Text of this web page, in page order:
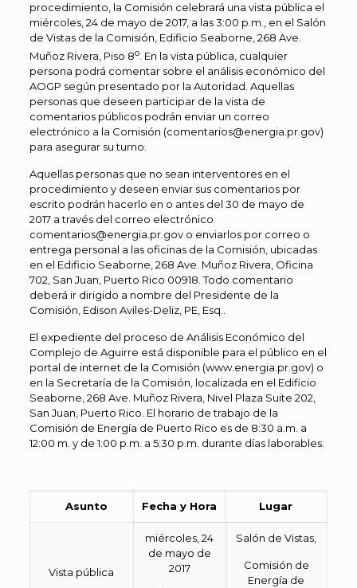
procedimiento, la Comisión celebrará una vista pública el
miércoles, 24 de mayo de 2017, a las 3:00 p.m., en el Salón
de Vistas de la Comisión, Edificio Seaborne, 268 Ave.
Muñoz Rivera, Piso 8o. En la vista pública, cualquier
persona podrá comentar sobre el análisis económico del
AOGP según presentado por la Autoridad. Aquellas
personas que deseen participar de la vista de
comentarios públicos podrán enviar un correo
electrónico a la Comisión (comentarios@energia.pr.gov)
para asegurar su turno.
Aquellas personas que no sean interventores en el
procedimiento y deseen enviar sus comentarios por
escrito podrán hacerlo en o antes del 30 de mayo de
2017 a través del correo electrónico
comentarios@energia.pr.gov o enviarlos por correo o
entrega personal a las oficinas de la Comisión, ubicadas
en el Edificio Seaborne, 268 Ave. Muñoz Rivera, Oficina
702, San Juan, Puerto Rico 00918. Todo comentario
deberá ir dirigido a nombre del Presidente de la
Comisión, Edison Aviles-Deliz, PE, Esq..
El expediente del proceso de Análisis Económico del
Complejo de Aguirre está disponible para el público en el
portal de internet de la Comisión (www.energia.pr.gov) o
en la Secretaría de la Comisión, localizada en el Edificio
Seaborne, 268 Ave. Muñoz Rivera, Nivel Plaza Suite 202,
San Juan, Puerto Rico. El horario de trabajo de la
Comisión de Energía de Puerto Rico es de 8:30 a.m. a
12:00 m. y de 1:00 p.m. a 5:30 p.m. durante días laborables.
Asunto Fecha y Hora Lugar
Vista pública
miércoles, 24
de mayo de
2017
Salón de Vistas,
Comisión de
Energía de